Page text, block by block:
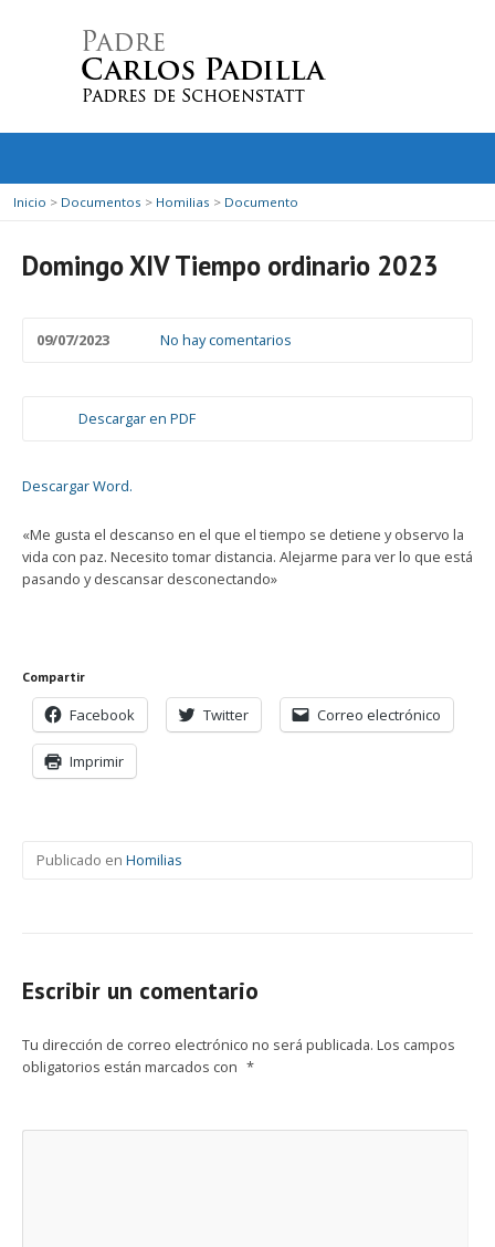
Inicio > Documentos > Homilias > Documento
Domingo XIV Tiempo ordinario 2023
09/07/2023 No hay comentarios
Descargar en PDF
Descargar Word.
«Me gusta el descanso en el que el tiempo se detiene y observo la
vida con paz. Necesito tomar distancia. Alejarme para ver lo que está
pasando y descansar desconectando»
Compartir
Facebook Twitter Correo electrónico
Imprimir
Publicado en Homilias
Escribir un comentario
Tu dirección de correo electrónico no será publicada. Los campos
obligatorios están marcados con *